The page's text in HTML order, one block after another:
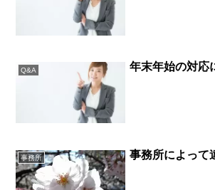
Q&A 年末年始の対応
事務所 事務所によって